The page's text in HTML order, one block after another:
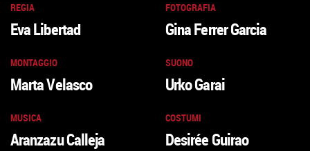
REGIA
Eva Libertad
FOTOGRAFIA
Gina Ferrer Garcia
MONTAGGIO
Marta Velasco
SUONO
Urko Garai
MUSICA
Aranzazu Calleja
COSTUMI
Desirée Guirao